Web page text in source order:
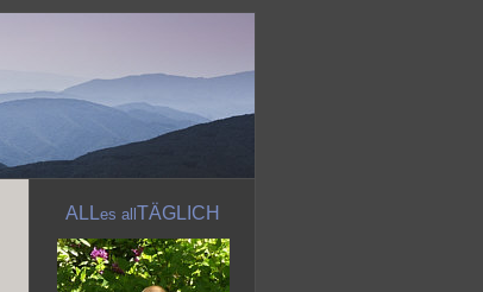
ALLes all TÄGLICH